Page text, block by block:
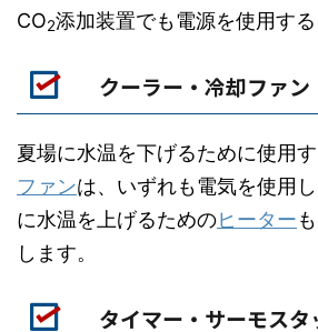
CO2添加装置でも電源を使用する
クーラー・冷却ファン
夏場に水温を下げるために使用
ファンは、いずれも電気を使用
に水温を上げるためのヒーター
します。
タイマー・サーモスタ